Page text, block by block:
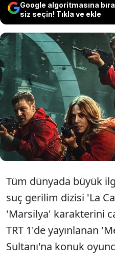
Google algoritmasına
siz seçin! Tıkla ve ekle
'La
Peros,
dizisine
Tüm dünyada büyük
suç gerilim dizisi 'La
'Marsilya' karakterini
TRT 1'de yayınlanan
Sultanı'na konuk